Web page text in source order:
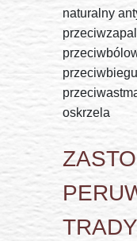
naturalny
oskrzela